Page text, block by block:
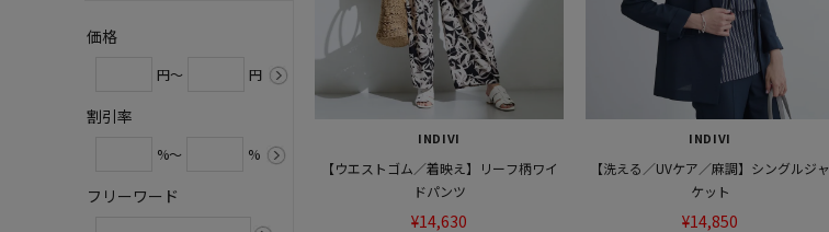
価格
円～ 円
割引率
%～ %
フリーワード
INDIVI
【ウエストゴム／着映え】リーフ柄ワイ
ドパンツ
¥14,630
INDIVI
【洗える／UVケア／麻調】シングルジャ
ケット
¥14,850